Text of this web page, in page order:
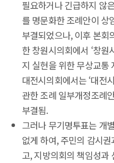
필요하거나 긴급하지 않
를 명문화한 조례안이 상
부결되었으나, 이후 본회
한 창원시의회에서 ‘창
지 실현을 위한 무상교통
대전시의회에서는 ‘대전
관한 조례 일부개정조례
부결됨.
그러나 무기명투표는 개
없게 하여, 주민의 감시
고, 지방의회의 책임성과